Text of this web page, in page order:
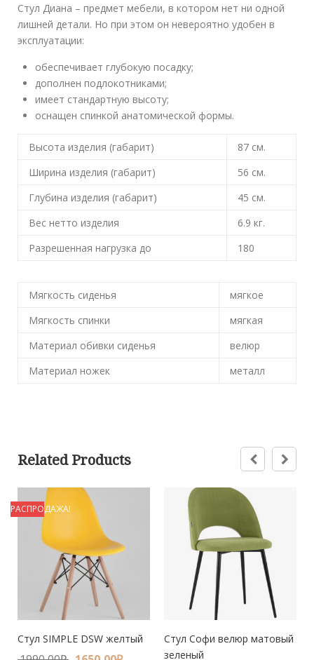
Стул Диана – предмет мебели, в котором нет ни одной
лишней детали. Но при этом он невероятно удобен в
эксплуатации:
обеспечивает глубокую посадку;
дополнен подлокотниками;
имеет стандартную высоту;
оснащен спинкой анатомической формы.
Высота изделия (габарит) 87 см.
Ширина изделия (габарит)
56 см.
Глубина изделия (габарит)
45 см.
Вес нетто изделия
6.9 кг.
Разрешенная нагрузка до
180
Мягкость сиденья
мягкое
Мягкость спинки
мягкая
Материал обивки сиденья
велюр
Материал ножек
металл
Related Products
РАСПРОДАЖА!
Стул SIMPLE DSW желтый
Стул Софи велюр матовый
зеленый